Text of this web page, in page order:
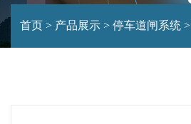
首页 > 产品展示 > 停车道闸系统 >